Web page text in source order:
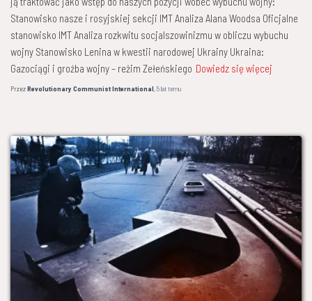
Stanowisko nasze i rosyjskiej sekcji IMT Analiza Alana Woodsa Oficjalne
stanowisko IMT Analiza rozkwitu socjalszowinizmu w obliczu wybuchu
wojny Stanowisko Lenina w kwestii narodowej Ukrainy Ukraina:
Gazociągi i groźba wojny – reżim Zełeńskiego Dowiedz się więcej
PrzezRevolutionary Communist International,5 lattemu